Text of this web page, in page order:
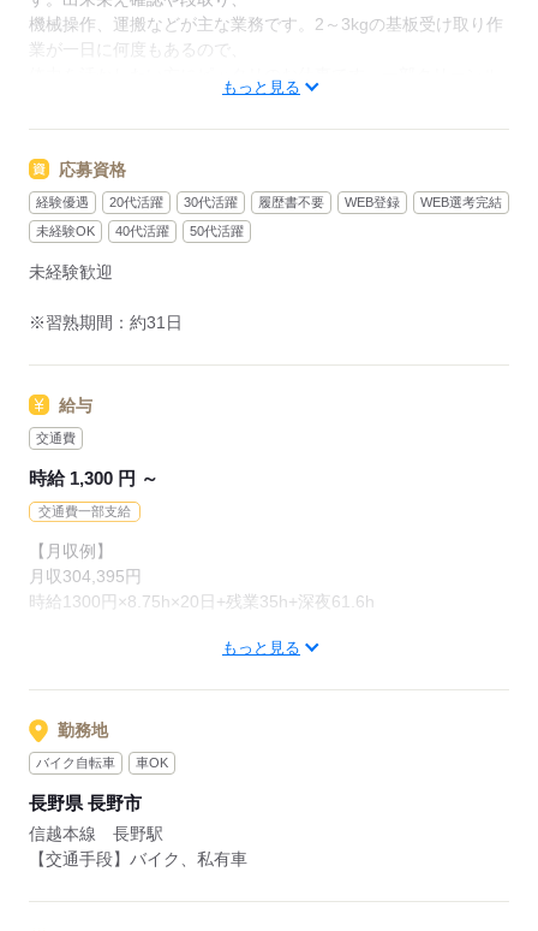
「ちょっと面談しませんか？」って
声をかけてもらえたのは、
…土日もWEB面接が可能です！
お急ぎの方もお気軽にご相談ください。
●離職率は3.8%
…あなたの希望に合わせて、
ご紹介することも可能です。
●友人紹介制度実施中
…紹介した方に3万円を支給します。
※派遣のお仕事が対象となります
機械操作、運搬などが主な業務です。2～3kgの基板受け取り作
業が一日に何度もあるので、
【8月特典】入社特典で30万円のボーナス！
長野市近隣希望の通勤の方、または入寮でお探しの方も今がチ
ャンス！
便ありません！
☆
もっと見る
応募資格
経験優遇 20代活躍 30代活躍 履歴書不要 WEB登録
WEB選考完結
未経験OK
40代活躍 50代活躍
未経験歓迎
※習熟期間：約31日
給与
交通費
時給 1,300 円 ～
交通費一部支給
【月収例】
月収304,395円
時給1300円×8.75h×20日+残業35h+深夜61.6h
kkw_bcov2106
もっと見る
勤務地
バイク自転車 車OK
長野県 長野市
信越本線 長野駅
【交通手段】バイク、私有車